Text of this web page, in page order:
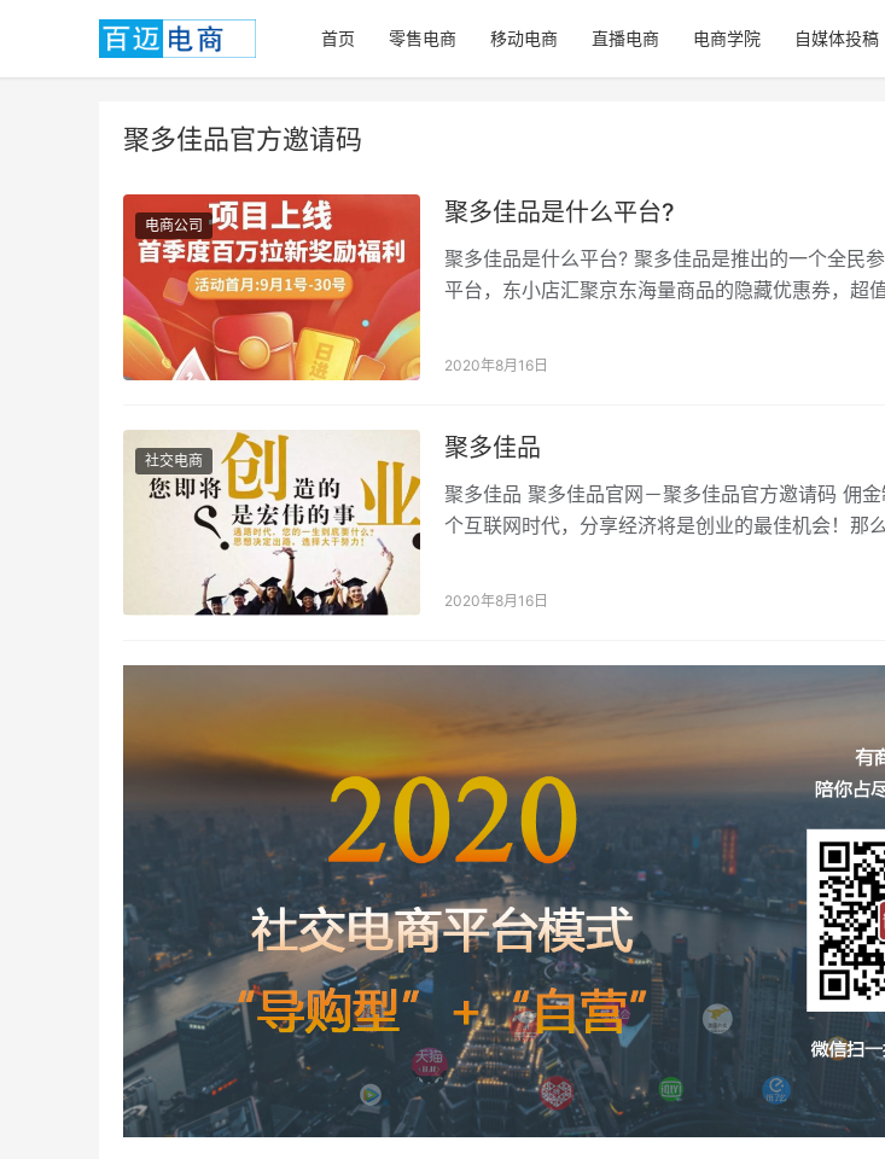
首页 零售电商 移动电商 直播电商 电商学院 自媒体投稿
聚多佳品官方邀请码
电商公司 聚多佳品是什么平台?
聚多佳品是什么平台? 聚多佳品是推出的一个全民
平台，东小店汇聚京东海量商品的隐藏优惠券，超
2020年8月16日
社交电商 聚多佳品
聚多佳品 聚多佳品官网－聚多佳品官方邀请码
个互联网时代，分享经济将是创业的最佳机会！那
2020年8月16日